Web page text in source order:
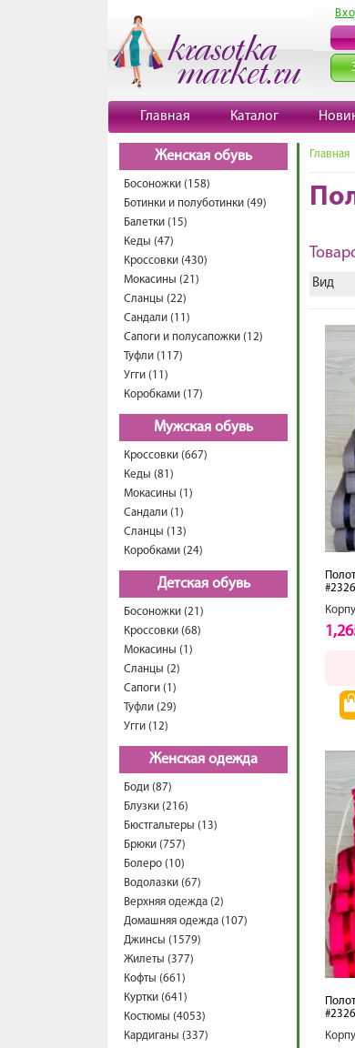
Главная Каталог
Женская обувь
Босоножки (158)
Ботинки и полуботинки (49)
Балетки (15)
Кеды (47)
Кроссовки (430)
Мокасины (21)
Сланцы (22)
Сандали (11)
Сапоги и полусапожки (12)
Туфли (117)
Угги (11)
Коробками (17)
Мужская обувь
Кроссовки (667)
Кеды (81)
Мокасины (1)
Сандали (1)
Сланцы (13)
Коробками (24)
Детская обувь
Босоножки (21)
Кроссовки (68)
Мокасины (1)
Сланцы (2)
Сапоги (1)
Туфли (29)
Угги (12)
Женская одежда
Боди (87)
Блузки (216)
Бюстгальтеры (13)
Брюки (757)
Болеро (10)
Водолазки (67)
Верхняя одежда (2)
Домашняя одежда (107)
Джинсы (1579)
Жилеты (377)
Кофты (661)
Куртки (641)
Костюмы (4053)
Кардиганы (337)
Главная
Вид